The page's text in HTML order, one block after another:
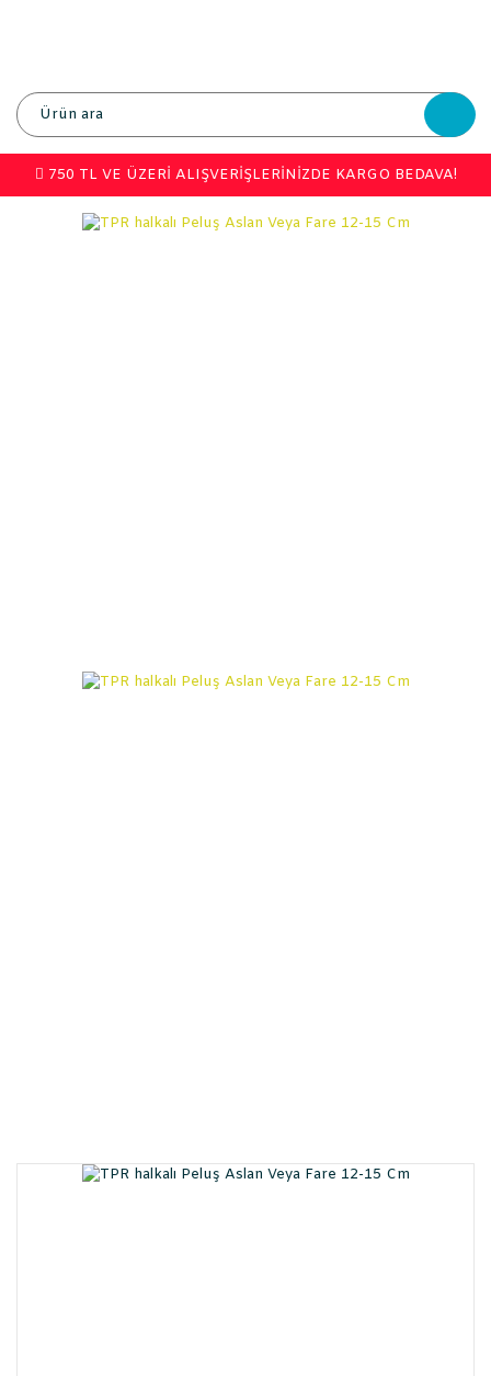
750 TL VE ÜZERİ ALIŞVERİŞLERİNİZDE KARGO BEDAVA!